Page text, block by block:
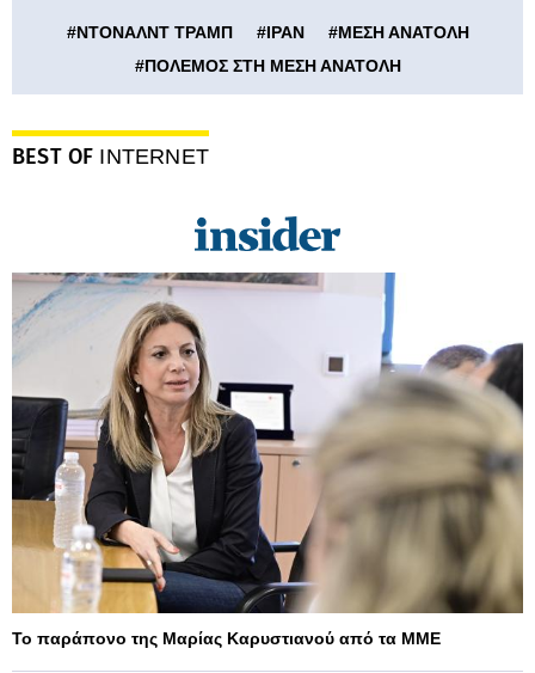
#ΝΤΟΝΑΛΝΤ ΤΡΑΜΠ #ΙΡΑΝ #ΜΕΣΗ ΑΝΑΤΟΛΗ
#ΠΟΛΕΜΟΣ ΣΤΗ ΜΕΣΗ ΑΝΑΤΟΛΗ
BEST OF INTERNET
Το παράπονο της Μαρίας Καρυστιανού από τα ΜΜΕ